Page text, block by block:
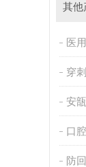
其他
医
穿
安
口
防